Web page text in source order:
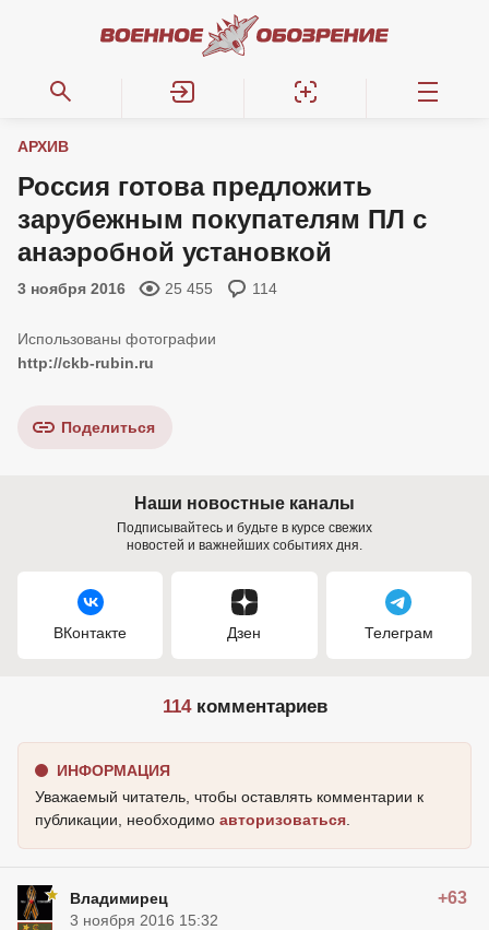
АРХИВ
Россия готова предложить
зарубежным покупателям ПЛ с
анаэробной установкой
3 ноября 2016 25 455 114
http://ckb-rubin.ru
Поделиться
Наши новостные каналы
Подписывайтесь и будьте в курсе свежих
новостей и важнейших событиях дня.
ВКонтакте Дзен Телеграм
114комментариев
ИНФОРМАЦИЯ
Уважаемый читатель, чтобы оставлять комментарии к
публикации, необходимо авторизоваться
Владимирец +63
3 ноября 2016 15:32